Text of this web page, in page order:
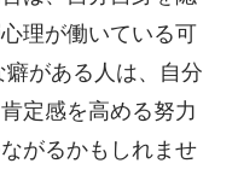
理が働いている可
がある人は、自分
定感を高める努力
がるかもしれませ